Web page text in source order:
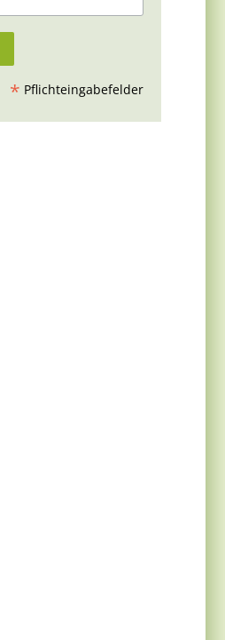
* Pflichteingabefelder